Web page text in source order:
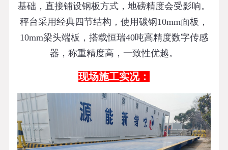
基础，直接铺设钢板方式，地磅精度会受影响。
秤台采用经典四节结构，使用碳钢10mm面板，
10mm梁头端板，搭载恒瑞40吨高精度数字传感
器，称重精度高，一致性优越。
现场施工实况：